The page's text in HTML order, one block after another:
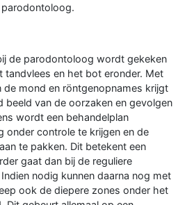
parodontoloog.
de parodontoloog wordt gekeken
tandvlees en het bot eronder. Met
de mond en röntgenopnames krijgt
van de oorzaken en gevolgen
wordt een behandelplan
onder controle te krijgen en de
te pakken. Dit betekent een
gaat dan bij de reguliere
nodig kunnen daarna nog met
ook de diepere zones onder het